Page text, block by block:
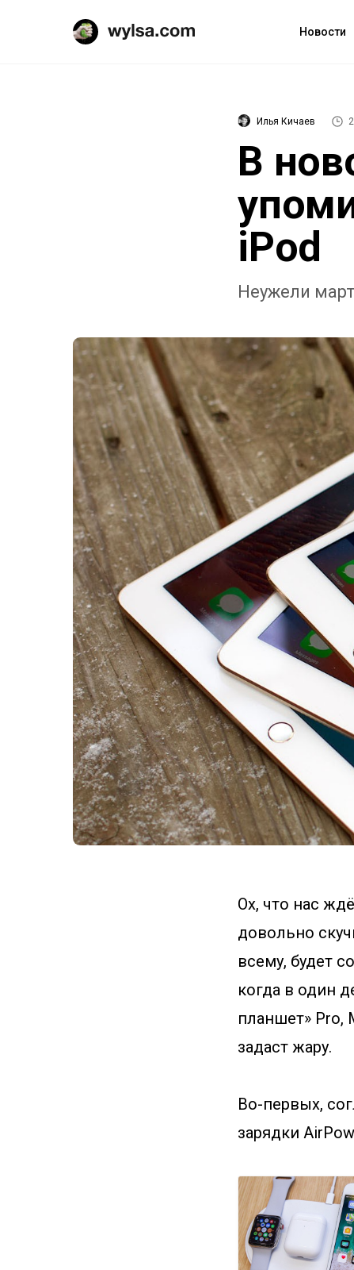
Новости
Илья Кичаев
В
iPod
Неужели
Ох, что нас
довольно
всему, будет
когда в один
планшет» Pro,
задаст жару.
Во-первых,
зарядки